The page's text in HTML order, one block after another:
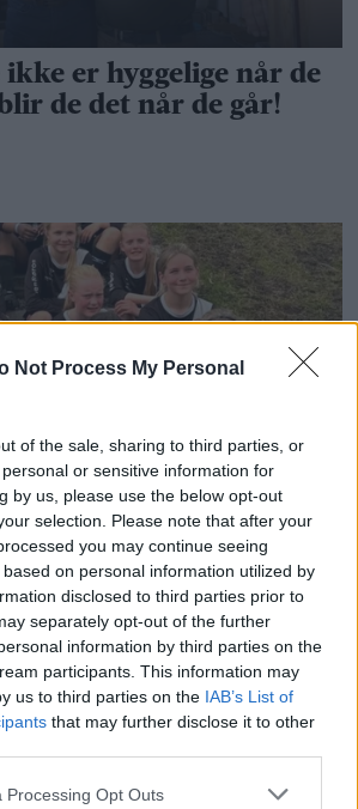
Not Process My Personal
of the sale, sharing to third parties, or
or sensitive information for
by us, please use the below opt-out
selection. Please note that after your
you may continue seeing
on personal information utilized by
disclosed to third parties prior to
separately opt-out of the further
information by third parties on the
participants. This information may
us to third parties on the IAB’s List of
that may further disclose it to other
Processing Opt Outs